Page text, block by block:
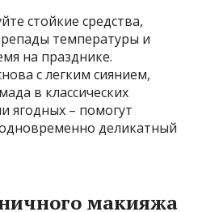
стойкие средства,
температуры и
на празднике.
с легким сиянием,
в классических
ягодных – помогут
деликатный
макияжа